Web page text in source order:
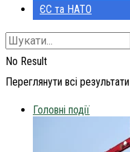
ЄС та НАТО
No Result
Переглянути всі результати
Головні події